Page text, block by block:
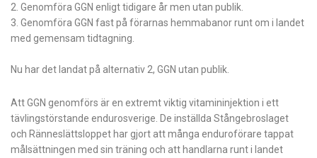
2. Genomföra GGN enligt tidigare år men utan publik.
3. Genomföra GGN fast på förarnas hemmabanor runt om i landet
med gemensam tidtagning.
Nu har det landat på alternativ 2, GGN utan publik.
Att GGN genomförs är en extremt viktig vitamininjektion i ett
tävlingstörstande endurosverige. De inställda Stångebroslaget
och Ränneslättsloppet har gjort att många enduroförare tappat
målsättningen med sin träning och att handlarna runt i landet